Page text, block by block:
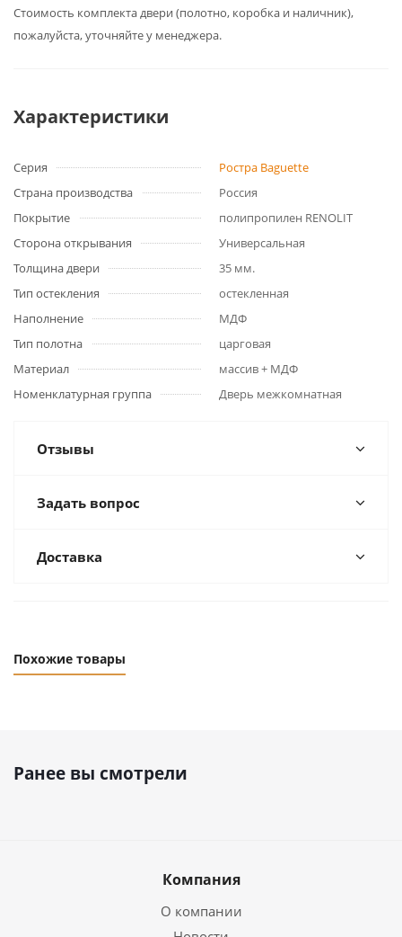
Cтоимость комплекта двери (полотно, коробка и наличник),
пожалуйста, уточняйте у менеджера.
Характеристики
Серия
Ростра Baguette
Страна производства
Россия
Покрытие
полипропилен RENOLIT
Сторона открывания
Универсальная
Толщина двери
35 мм.
Тип остекления
остекленная
Наполнение
МДФ
Тип полотна
царговая
Материал
массив + МДФ
Номенклатурная группа
Дверь межкомнатная
Отзывы
Задать вопрос
Доставка
Похожие товары
Ранее вы смотрели
Компания
О компании